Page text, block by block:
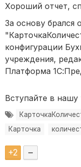
Хороший отчет,
За основу брался
конфигурации
учреждения,
Платформа
Вступайте в нашу
Карточка
+2 –